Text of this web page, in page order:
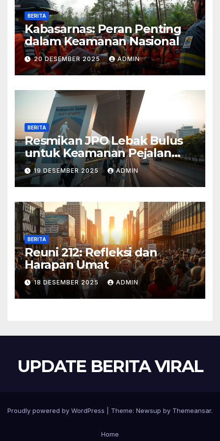
BERITA
Kabasarnas: Peran Penting
dalam Keamanan Nasional
20 DESEMBER 2025 ADMIN
BERITA
Resmikan JPO Lebak Bulus
untuk Keamanan Pejalan
Kaki
19 DESEMBER 2025 ADMIN
BERITA
Reuni 212: Refleksi dan
Harapan Umat
18 DESEMBER 2025 ADMIN
UPDATE BERITA VIRAL
Proudly powered by WordPress Theme: Newsup by Themeansar.
Home